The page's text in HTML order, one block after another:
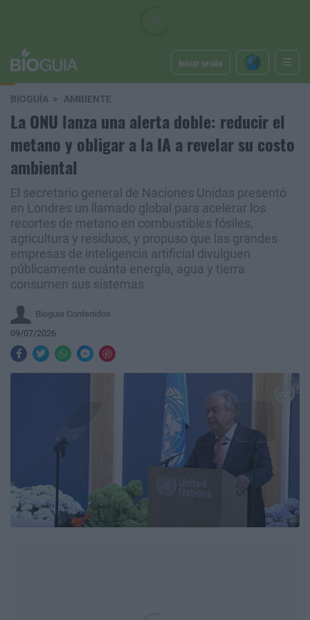
Iniciar sesión
BIOGUÍA AMBIENTE
La ONU lanza una alerta doble: reducir el
metano y obligar a la IA a revelar su costo
ambiental
El secretario general de Naciones Unidas presentó
en Londres un llamado global para acelerar los
recortes de metano en combustibles fósiles,
agricultura y residuos, y propuso que las grandes
empresas de inteligencia artificial divulguen
públicamente cuánta energía, agua y tierra
consumen sus sistemas
Bioguia Contenidos
09/07/2026